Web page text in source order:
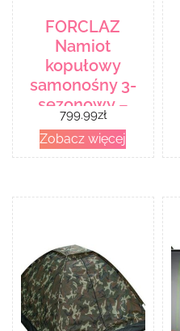
FORCLAZ
Namiot
kopułowy
samonośny 3-
sezonowy –
TREK 500 Fresh
& Black 3-
osobowy
799.99zł
Zobacz więcej